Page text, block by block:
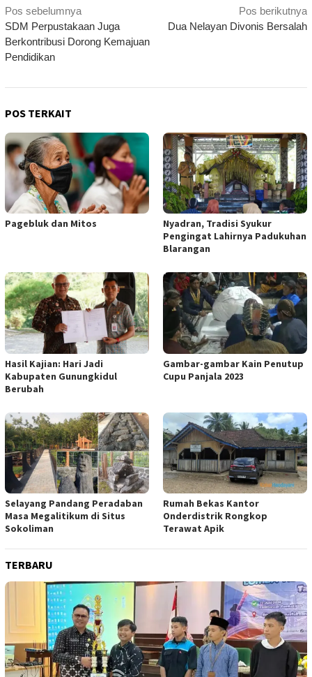
Navigasi
pos
Pos sebelumnya
SDM Perpustakaan Juga
Berkontribusi Dorong Kemajuan
Pendidikan
Pos berikutnya
Dua Nelayan Divonis Bersalah
POS TERKAIT
Pagebluk dan Mitos
Nyadran, Tradisi Syukur
Pengingat Lahirnya Padukuhan
Blarangan
Hasil Kajian: Hari Jadi
Kabupaten Gunungkidul
Berubah
Gambar-gambar Kain Penutup
Cupu Panjala 2023
Selayang Pandang Peradaban
Masa Megalitikum di Situs
Sokoliman
Rumah Bekas Kantor
Onderdistrik Rongkop
Terawat Apik
TERBARU